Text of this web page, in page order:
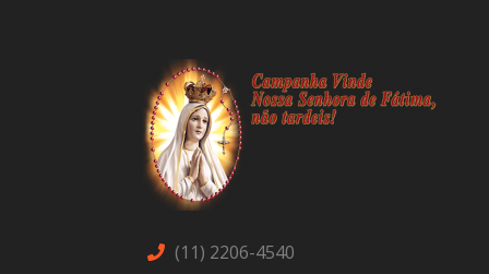
(11) 2206-4540